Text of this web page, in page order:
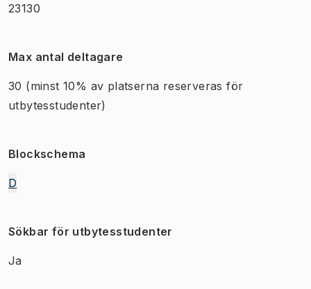
23130
Max antal deltagare
30 (minst 10% av platserna reserveras för
utbytesstudenter)
Blockschema
D
Sökbar för utbytesstudenter
Ja